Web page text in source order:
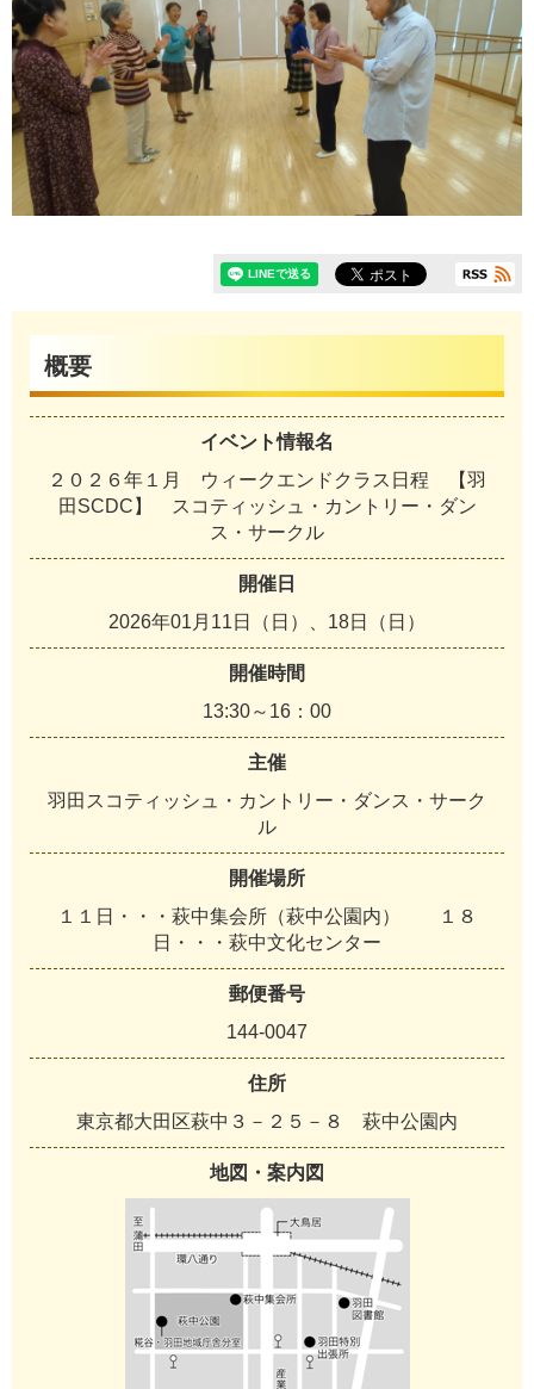
概要
イベント情報名
２０２６年１月 ウィークエンドクラス日程 【羽
田SCDC】 スコティッシュ・カントリー・ダン
ス・サークル
開催日
2026年01月11日（日）、18日（日）
開催時間
13:30～16：00
主催
羽田スコティッシュ・カントリー・ダンス・サーク
ル
開催場所
１１日・・・萩中集会所（萩中公園内） １８
日・・・萩中文化センター
郵便番号
144-0047
住所
東京都大田区萩中３－２５－８ 萩中公園内
地図・案内図